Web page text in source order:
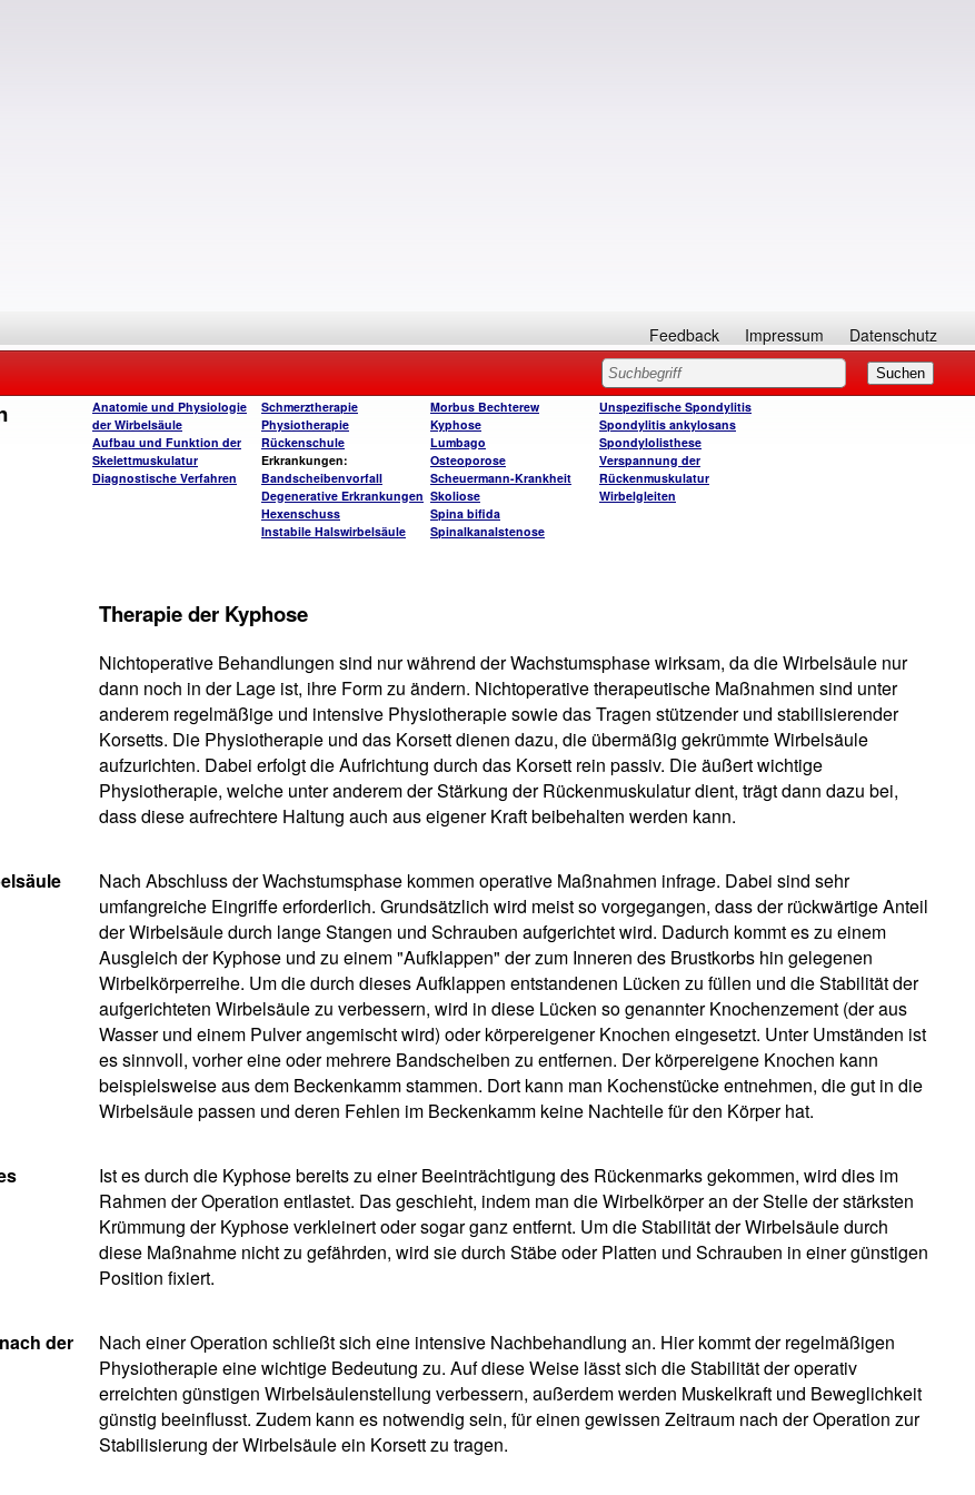
Feedback Impressum Datenschutz
Anatomie und Physiologie
der Wirbelsäule
Aufbau und Funktion der
Skelettmuskulatur
Diagnostische Verfahren
Schmerztherapie
Physiotherapie
Rückenschule
Erkrankungen:
Bandscheibenvorfall
Degenerative Erkrankungen
Hexenschuss
Instabile Halswirbelsäule
Morbus Bechterew
Kyphose
Lumbago
Osteoporose
Scheuermann-Krankheit
Skoliose
Spina bifida
Spinalkanalstenose
Unspezifische Spondylitis
Spondylitis ankylosans
Spondylolisthese
Verspannung der
Rückenmuskulatur
Wirbelgleiten
Therapie der Kyphose
Nichtoperative Behandlungen sind nur während der Wachstumsphase wirksam, da die Wirbelsäule nur
dann noch in der Lage ist, ihre Form zu ändern. Nichtoperative therapeutische Maßnahmen sind unter
anderem regelmäßige und intensive Physiotherapie sowie das Tragen stützender und stabilisierender
Korsetts. Die Physiotherapie und das Korsett dienen dazu, die übermäßig gekrümmte Wirbelsäule
aufzurichten. Dabei erfolgt die Aufrichtung durch das Korsett rein passiv. Die äußert wichtige
Physiotherapie, welche unter anderem der Stärkung der Rückenmuskulatur dient, trägt dann dazu bei,
dass diese aufrechtere Haltung auch aus eigener Kraft beibehalten werden kann.
Nach Abschluss der Wachstumsphase kommen operative Maßnahmen infrage. Dabei sind sehr
umfangreiche Eingriffe erforderlich. Grundsätzlich wird meist so vorgegangen, dass der rückwärtige Anteil
der Wirbelsäule durch lange Stangen und Schrauben aufgerichtet wird. Dadurch kommt es zu einem
Ausgleich der Kyphose und zu einem "Aufklappen" der zum Inneren des Brustkorbs hin gelegenen
Wirbelkörperreihe. Um die durch dieses Aufklappen entstandenen Lücken zu füllen und die Stabilität der
aufgerichteten Wirbelsäule zu verbessern, wird in diese Lücken so genannter Knochenzement (der aus
Wasser und einem Pulver angemischt wird) oder körpereigener Knochen eingesetzt. Unter Umständen ist
es sinnvoll, vorher eine oder mehrere Bandscheiben zu entfernen. Der körpereigene Knochen kann
beispielsweise aus dem Beckenkamm stammen. Dort kann man Kochenstücke entnehmen, die gut in die
Wirbelsäule passen und deren Fehlen im Beckenkamm keine Nachteile für den Körper hat.
Ist es durch die Kyphose bereits zu einer Beeinträchtigung des Rückenmarks gekommen, wird dies im
Rahmen der Operation entlastet. Das geschieht, indem man die Wirbelkörper an der Stelle der stärksten
Krümmung der Kyphose verkleinert oder sogar ganz entfernt. Um die Stabilität der Wirbelsäule durch
diese Maßnahme nicht zu gefährden, wird sie durch Stäbe oder Platten und Schrauben in einer günstigen
Position fixiert.
der
Nach einer Operation schließt sich eine intensive Nachbehandlung an. Hier kommt der regelmäßigen
Physiotherapie eine wichtige Bedeutung zu. Auf diese Weise lässt sich die Stabilität der operativ
erreichten günstigen Wirbelsäulenstellung verbessern, außerdem werden Muskelkraft und Beweglichkeit
günstig beeinflusst. Zudem kann es notwendig sein, für einen gewissen Zeitraum nach der Operation zur
Stabilisierung der Wirbelsäule ein Korsett zu tragen.